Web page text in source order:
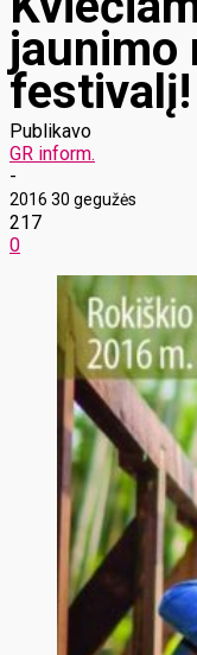
jaunimo
festivalį!
Publikavo
GR inform.
-
2016 30 gegužės
217
0